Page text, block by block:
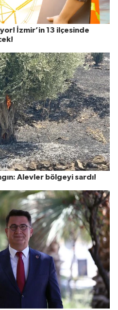
İzmir’in 13 ilçesinde
Alevler bölgeyi sardı!